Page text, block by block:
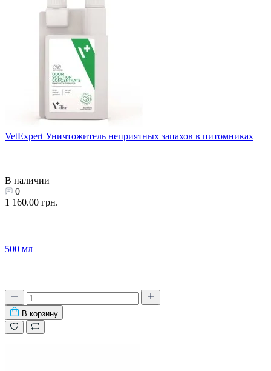
VetExpert Уничтожитель неприятных запахов в питомниках
В наличии
0
1 160.00 грн.
500 мл
В корзину